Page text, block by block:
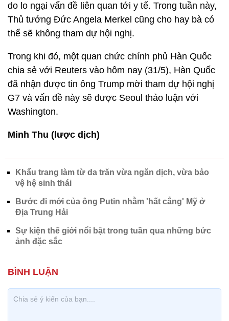
do lo ngại vấn đề liên quan tới y tế. Trong tuần này,
Thủ tướng Đức Angela Merkel cũng cho hay bà có
thể sẽ không tham dự hội nghị.
Trong khi đó, một quan chức chính phủ Hàn Quốc
chia sẻ với Reuters vào hôm nay (31/5), Hàn Quốc
đã nhận được tin ông Trump mời tham dự hội nghị
G7 và vấn đề này sẽ được Seoul thảo luận với
Washington.
Minh Thu (lược dịch)
Khẩu trang làm từ da trăn vừa ngăn dịch, vừa bảo
vệ hệ sinh thái
Bước đi mới của ông Putin nhằm 'hất cẳng' Mỹ ở
Địa Trung Hải
Sự kiện thế giới nổi bật trong tuần qua những bức
ảnh đặc sắc